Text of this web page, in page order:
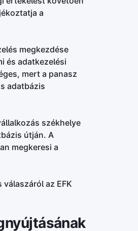
a
megkezdése
és adatkezelési
mert a panasz
adatbázis
székhelye
útján. A
megkeresi a
az EFK